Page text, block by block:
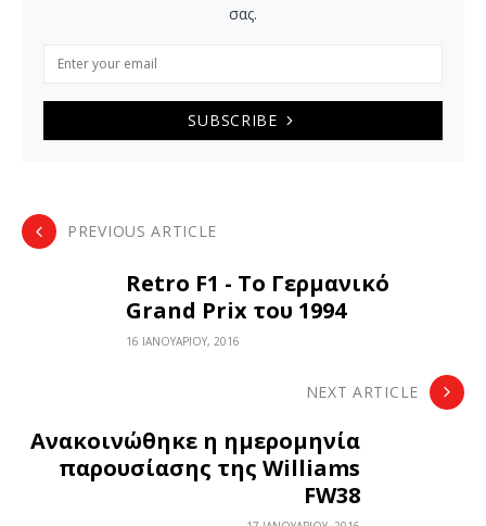
σας.
SUBSCRIBE
PREVIOUS ARTICLE
Retro F1 - Το Γερμανικό
Grand Prix του 1994
16 ΙΑΝΟΥΑΡΊΟΥ, 2016
NEXT ARTICLE
Ανακοινώθηκε η ημερομηνία
παρουσίασης της Williams
FW38